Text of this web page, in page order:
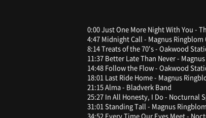
0:00 Just One More Night With You -
4:47 Midnight Call - Magnus Ringblom
8:14 Treats of the 70's - Oakwood
11:37 Better Late Than Never -
14:48 Follow the Flow - Oakwood
18:01 Last Ride Home - Magnus
21:15 Alma - Bladverk Band
25:27 In All Honesty, I Do - Nocturnal
31:01 Standing Tall - Magnus Ringblom
34:52 Every Time Our Eyes Meet -